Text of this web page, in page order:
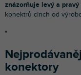
znázorňuje levý a pravý
konektrů cinch od
"
konektory